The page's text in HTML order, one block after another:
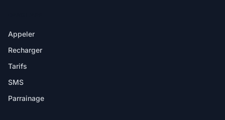
Appeler
Recharger
Tarifs
SMS
Parrainage